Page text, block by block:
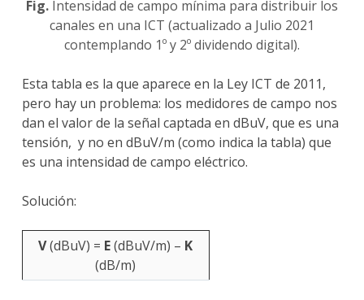
Fig. Intensidad de campo mínima para distribuir los
canales en una ICT (actualizado a Julio 2021
contemplando 1º y 2º dividendo digital).
Esta tabla es la que aparece en la Ley ICT de 2011,
pero hay un problema: los medidores de campo nos
dan el valor de la señal captada en dBuV, que es una
tensión, y no en dBuV/m (como indica la tabla) que
es una intensidad de campo eléctrico.
Solución:
V(dBuV) = E(dBuV/m) – K
(dB/m)